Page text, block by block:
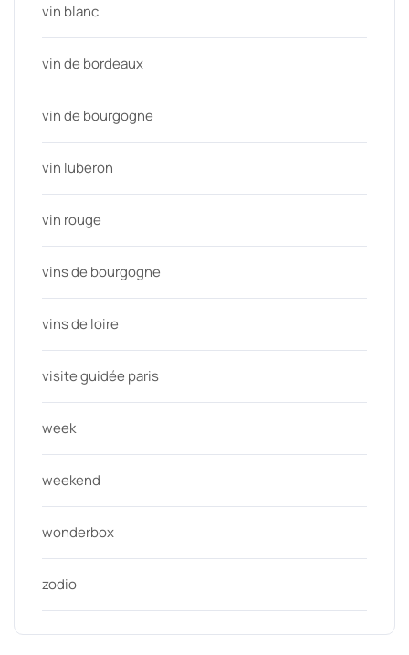
vin blanc
vin de bordeaux
vin de bourgogne
vin luberon
vin rouge
vins de bourgogne
vins de loire
visite guidée paris
week
weekend
wonderbox
zodio